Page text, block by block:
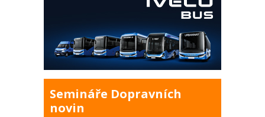
Semináře Dopravních
novin